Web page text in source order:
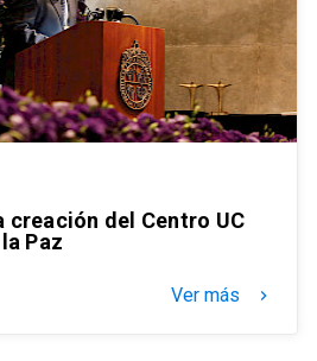
creación del Centro UC
Paz
Ver más keyboard_arrow_right